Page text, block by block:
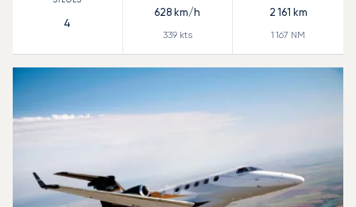
4
628 km/h
339kts
2 161 km
1 167 NM